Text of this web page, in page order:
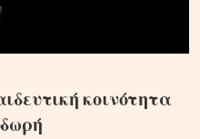
κοινότητα